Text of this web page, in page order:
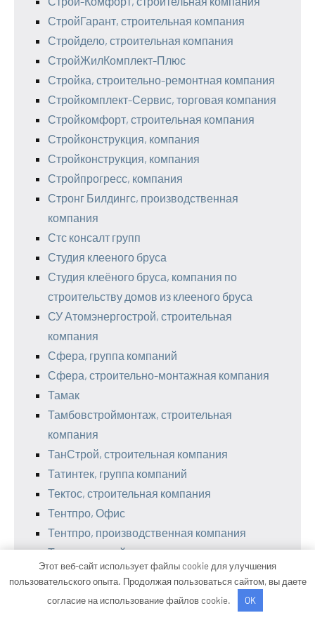
СтройГарант, строительная компания
Стройдело, строительная компания
СтройЖилКомплект-Плюс
Стройка, строительно-ремонтная компания
Стройкомплект-Сервис, торговая компания
Стройкомфорт, строительная компания
Стройконструкция, компания
Стройконструкция, компания
Стройпрогресс, компания
Стронг Билдингс, производственная
компания
Стс консалт групп
Студия клееного бруса
Студия клеёного бруса, компания по
строительству домов из клееного бруса
СУ Атомэнергострой, строительная
компания
Сфера, группа компаний
Сфера, строительно-монтажная компания
Тамак
Тамбовстроймонтаж, строительная
компания
ТанСтрой, строительная компания
Татинтек, группа компаний
Тектос, строительная компания
Тентпро, Офис
Тентпро, производственная компания
Тентспецстрой
Теон, фабрика домов
Теплофф, компания по строительству
Этот веб-сайт использует файлы cookie для улучшения
пользовательского опыта. Продолжая пользоваться сайтом, вы даете
согласие на использование файлов cookie.
OK